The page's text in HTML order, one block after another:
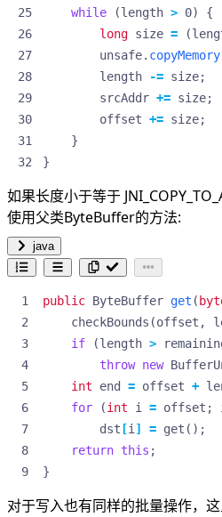
while
(length > 0)
{
long size = (
unsafe. copyMemory
length
-= size;
srcAddr += size;
offset += size;
}
}
如果长度小于等于
使用父类ByteBuffer的方法:
java
public ByteBuffer get (
checkBounds (offset ,
if
(length >
throw new
int
end = offset +
for
(int i = offset ;
dst [i ] = get ();
return this ;
}
对于写入也有同样的批量操作，这